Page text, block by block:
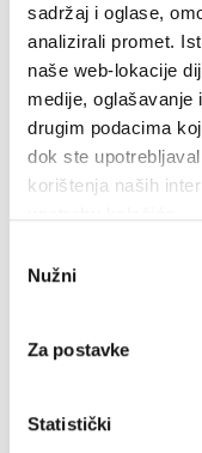
sadržaj i oglase,
analizirali promet.
naše web-lokacije
medije, oglašavanje
drugim podacima
dok ste
korištenja naših
pristanka
Nužni
Za postavke
Statistički
Dan pobjede i
branitelja: Program
4. kolovoza 2026.